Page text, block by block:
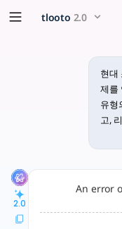
리더십 철학
조직성과에 미치는 리더
tlooto 2.0
현대
제를
유형
고,
게
구조
첫
조직
2.0
An error
x5 Smarter!